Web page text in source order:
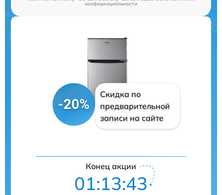
конфиденциальности
-20%
Скидка по
предварительной
записи на сайте
Конец акции
01:13:42